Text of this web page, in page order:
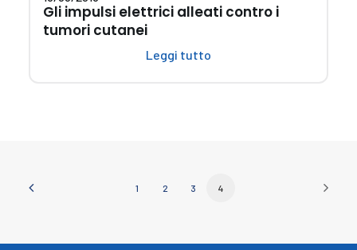
Gli impulsi elettrici alleati contro i
tumori cutanei
Leggi tutto
1 2 3 4